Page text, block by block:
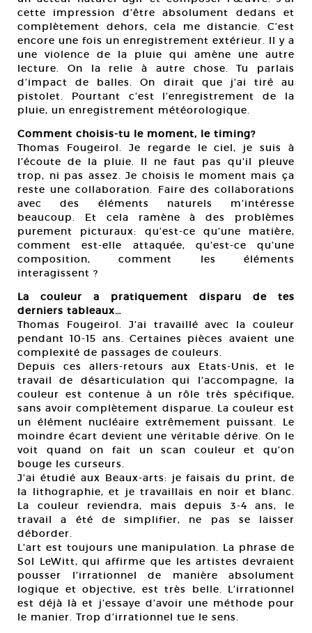
cette impression d’être absolument dedans et
complètement dehors, cela me distancie. C’est
encore une fois un enregistrement extérieur. Il y a
une violence de la pluie qui amène une autre
lecture. On la relie à autre chose. Tu parlais
d’impact de balles. On dirait que j’ai tiré au
pistolet. Pourtant c’est l’enregistrement de la
pluie, un enregistrement météorologique.
Comment choisis-tu le moment, le timing?
Thomas Fougeirol. Je regarde le ciel, je suis à
l’écoute de la pluie. Il ne faut pas qu’il pleuve
trop, ni pas assez. Je choisis le moment mais ça
reste une collaboration. Faire des collaborations
avec des éléments naturels m’intéresse
beaucoup. Et cela ramène à des problèmes
purement picturaux: qu’est-ce qu’une matière,
comment est-elle attaquée, qu’est-ce qu’une
composition, comment les éléments
interagissent ?
La couleur a pratiquement disparu de tes
derniers tableaux…
Thomas Fougeirol. J’ai travaillé avec la couleur
pendant 10-15 ans. Certaines pièces avaient une
complexité de passages de couleurs.
Depuis ces allers-retours aux Etats-Unis, et le
travail de désarticulation qui l’accompagne, la
couleur est contenue à un rôle très spécifique,
sans avoir complètement disparue. La couleur est
un élément nucléaire extrêmement puissant. Le
moindre écart devient une véritable dérive. On le
voit quand on fait un scan couleur et qu’on
bouge les curseurs.
J’ai étudié aux Beaux-arts: je faisais du print, de
la lithographie, et je travaillais en noir et blanc.
La couleur reviendra, mais depuis 3-4 ans, le
travail a été de simplifier, ne pas se laisser
déborder.
L’art est toujours une manipulation. La phrase de
Sol LeWitt, qui affirme que les artistes devraient
pousser l’irrationnel de manière absolument
logique et objective, est très belle. L’irrationnel
est déjà là et j’essaye d’avoir une méthode pour
le manier. Trop d’irrationnel tue le sens.